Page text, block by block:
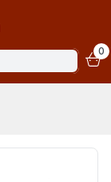
0